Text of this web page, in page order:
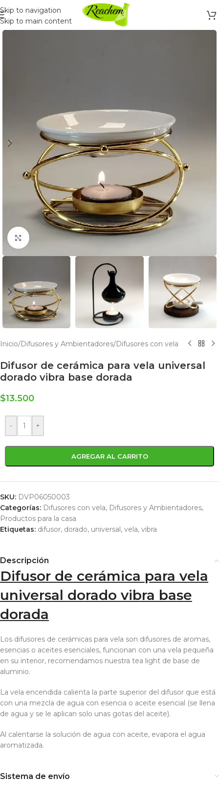
Skip to navigation
Skip to main content
Click to enlarge
Inicio/Difusores y Ambientadores/Difusores con vela
Difusor de cerámica para vela universal
dorado vibra base dorada
$13.500
- +
AGREGAR AL CARRITO
SKU: DVP06050003
Categorías: Difusores con vela, Difusores y Ambientadores,
Productos para la casa
Etiquetas: difusor, dorado, universal, vela, vibra
Descripción
Difusor de cerámica para vela
universal dorado vibra base
dorada
Los difusores de cerámicas para vela son difusores de aromas,
esencias o aceites esenciales, funcionan con una vela pequeña
en su interior, recomendamos nuestra tea light de base de
aluminio.
La vela encendida calienta la parte superior del difusor que está
con una mezcla de agua con esencia o aceite esencial (se llena
de agua y se le aplican solo unas gotas del aceite).
Al calentarse la solución de agua con aceite, evapora el agua
aromatizada.
Sistema de envío